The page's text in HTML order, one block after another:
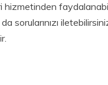
hizmetinden
sorularınızı